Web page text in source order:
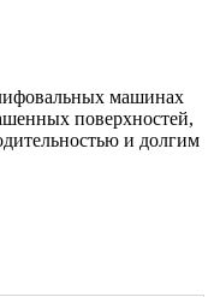
машинах
поверхностей,
и долгим